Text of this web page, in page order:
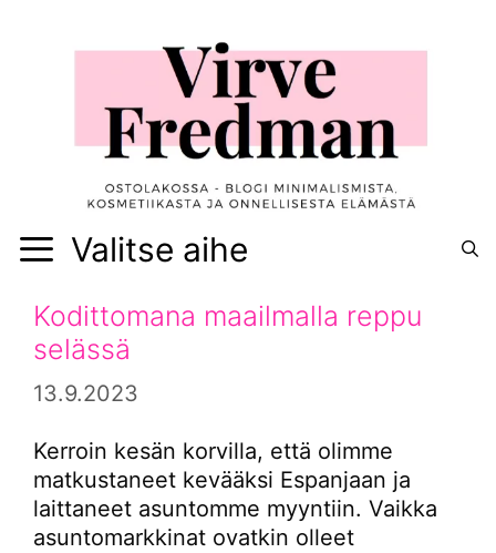
Valitse aihe
Kodittomana maailmalla reppu
selässä
13.9.2023
Kerroin kesän korvilla, että olimme
matkustaneet kevääksi Espanjaan ja
laittaneet asuntomme myyntiin. Vaikka
asuntomarkkinat ovatkin olleet